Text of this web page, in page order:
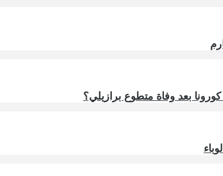
بعد وفاة متطوع برازيلي؟